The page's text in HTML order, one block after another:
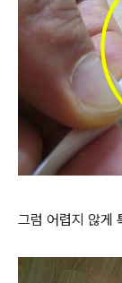
그럼 어렵지 않게